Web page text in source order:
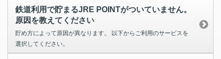
鉄道利用で貯まるJRE POINTがついていません。
原因を教えてください
貯め方によって原因が異なります。 以下からご利用のサービスを
選択してください。